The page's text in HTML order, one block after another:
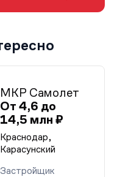
МКР Самолет
От 4,6 до
14,5 млн ₽
Краснодар,
Карасунский
Застройщик